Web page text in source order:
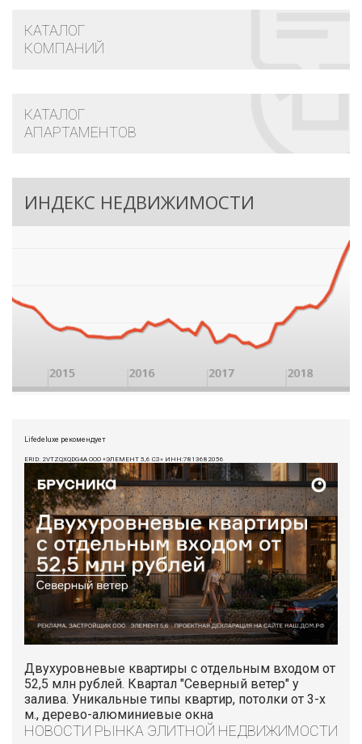
КАТАЛОГ
КОМПАНИЙ
КАТАЛОГ
АПАРТАМЕНТОВ
ИНДЕКС НЕДВИЖИМОСТИ
Lifedeluxe рекомендует
ERID: 2VTZQXQDG4A ООО «ЭЛЕМЕНТ 5,6 СЗ» ИНН:7813682056
Двухуровневые квартиры с отдельным входом от
52,5 млн рублей. Квартал "Северный ветер" у
залива. Уникальные типы квартир, потолки от 3-х
м., дерево-алюминиевые окна
НОВОСТИ РЫНКА ЭЛИТНОЙ НЕДВИЖИМОСТИ